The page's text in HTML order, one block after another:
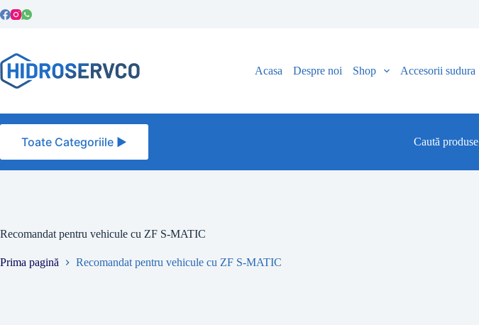
la
Acasa Despre noi Shop Accesorii sudura
Toate Categoriile ► Caută produse
Recomandat pentru vehicule cu ZF S-MATIC
Prima pagină Recomandat pentru vehicule cu ZF S-MATIC